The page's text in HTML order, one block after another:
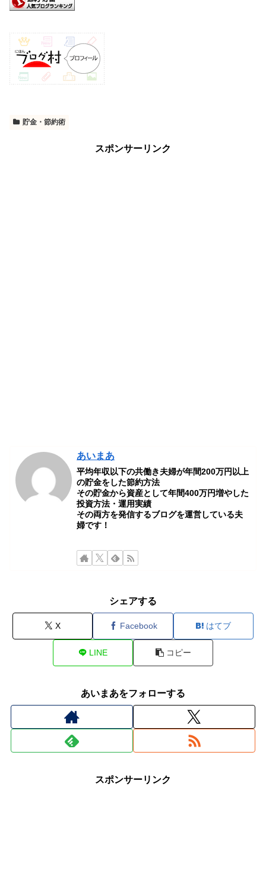
貯金・節約術
スポンサーリンク
あいまあ
平均年収以下の共働き夫婦が年間200万円以上
の貯金をした節約方法
その貯金から資産として年間400万円増やした
投資方法・運用実績
その両方を発信するブログを運営している夫
婦です！
シェアする
X Facebook はてブ
LINE コピー
あいまあをフォローする
スポンサーリンク